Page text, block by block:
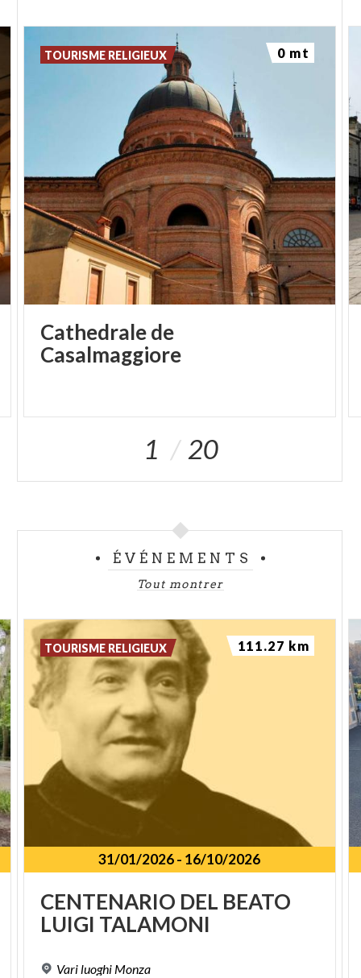
Cathedrale de
Casalmaggiore
TOURISME RELIGIEUX 0 mt
1 20
ÉVÉNEMENTS
Tout montrer
31/01/2026- 16/10/2026
CENTENARIO DEL BEATO
LUIGI TALAMONI
Variluoghi Monza
TOURISME RELIGIEUX 111.27 km